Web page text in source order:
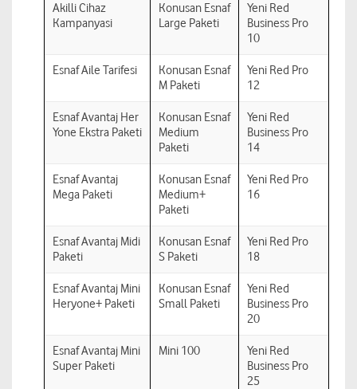
Akilli Cihaz
Kampanyasi
Konusan Esnaf
Large Paketi
Yeni Red
Business Pro
10
Esnaf Aile Tarifesi
Konusan Esnaf
M Paketi
Yeni Red Pro
12
Esnaf Avantaj Her
Yone Ekstra Paketi
Konusan Esnaf
Medium
Paketi
Yeni Red
Business Pro
14
Esnaf Avantaj
Mega Paketi
Konusan Esnaf
Medium+
Paketi
Yeni Red Pro
16
Esnaf Avantaj Midi
Paketi
Konusan Esnaf
S Paketi
Yeni Red Pro
18
Esnaf Avantaj Mini
Heryone+ Paketi
Konusan Esnaf
Small Paketi
Yeni Red
Business Pro
20
Esnaf Avantaj Mini
Super Paketi
Mini 100
Yeni Red
Business Pro
25